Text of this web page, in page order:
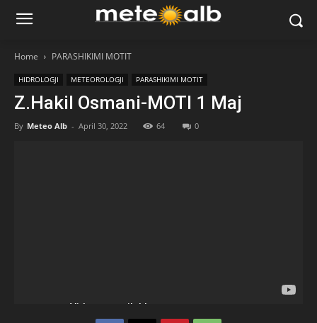
Home PARASHIKIMI MOTIT
HIDROLOGJI METEOROLOGJI PARASHIKIMI MOTIT
Z.Hakil Osmani-MOTI 1 Maj
By Meteo Alb - April 30, 2022 64 0